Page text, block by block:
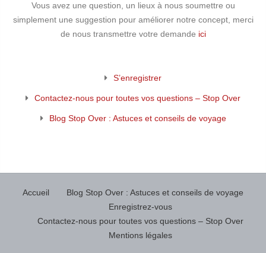
Vous avez une question, un lieux à nous soumettre ou
simplement une suggestion pour améliorer notre concept, merci
de nous transmettre votre demande ici
S’enregistrer
Contactez-nous pour toutes vos questions – Stop Over
Blog Stop Over : Astuces et conseils de voyage
Accueil
Blog Stop Over : Astuces et conseils de voyage
Enregistrez-vous
Contactez-nous pour toutes vos questions – Stop Over
Mentions légales